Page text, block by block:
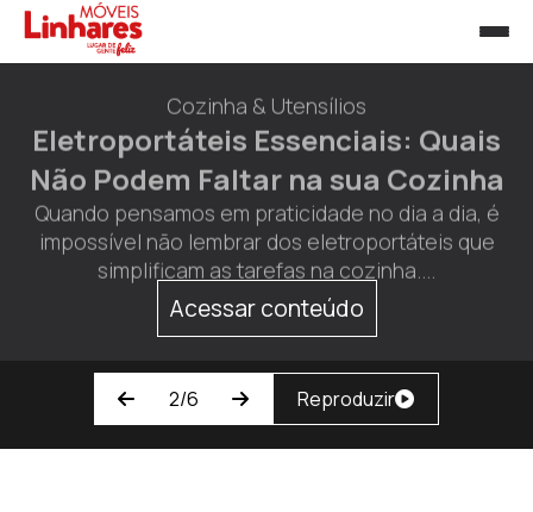
Cozinha & Utensílios
Eletroportáteis Essenciais: Quais
Não Podem Faltar na sua Cozinha
Quando pensamos em praticidade no dia a dia, é
impossível não lembrar dos eletroportáteis que
simplificam as tarefas na cozinha....
Acessar conteúdo
2/6 Reproduzir